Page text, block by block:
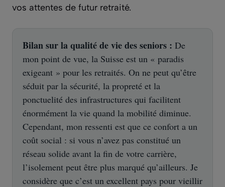
vos attentes de futur retraité.
Bilan sur la qualité de vie des seniors : De
mon point de vue, la Suisse est un « paradis
exigeant » pour les retraités. On ne peut qu’être
séduit par la sécurité, la propreté et la
ponctuelité des infrastructures qui facilitent
énormément la vie quand la mobilité diminue.
Cependant, mon ressenti est que ce confort a un
coût social : si vous n’avez pas constitué un
réseau solide avant la fin de votre carrière,
l’isolement peut être plus marqué qu’ailleurs. Je
considère que c’est un excellent pays pour vieillir